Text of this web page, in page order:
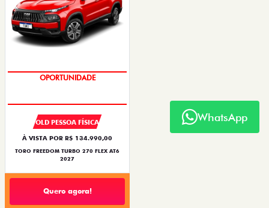
OPORTUNIDADE
OLD PESSOA FÍSICA
À VISTA POR R$ 134.990,00
TORO FREEDOM TURBO 270 FLEX AT6
2027
Quero agora!
WhatsApp